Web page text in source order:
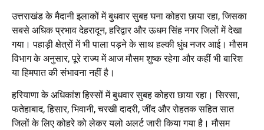
उत्तराखंड के मैदानी इलाकों में बुधवार सुबह घना कोहरा छाया रहा, जिसका
सबसे अधिक प्रभाव देहरादून, हरिद्वार और ऊधम सिंह नगर जिलों में देखा
गया। पहाड़ी क्षेत्रों में भी पाला पड़ने के साथ हल्की धुंध नजर आई। मौसम
विभाग के अनुसार, पूरे राज्य में आज मौसम शुष्क रहेगा और कहीं भी बारिश
या हिमपात की संभावना नहीं है।
हरियाणा के अधिकांश हिस्सों में बुधवार सुबह कोहरा छाया रहा। सिरसा,
फतेहाबाद, हिसार, भिवानी, चरखी दादरी, जींद और रोहतक सहित सात
जिलों के लिए कोहरे को लेकर यलो अलर्ट जारी किया गया है। मौसम